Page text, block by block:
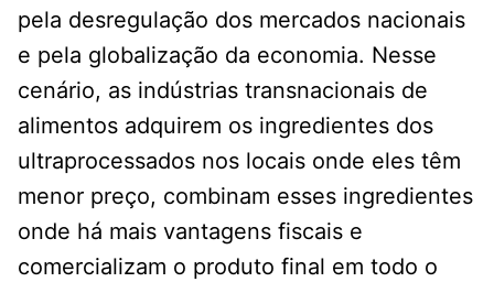
pela desregulação dos mercados nacionais
e pela globalização da economia. Nesse
cenário, as indústrias transnacionais de
alimentos adquirem os ingredientes dos
ultraprocessados nos locais onde eles têm
menor preço, combinam esses ingredientes
onde há mais vantagens fiscais e
comercializam o produto final em todo o